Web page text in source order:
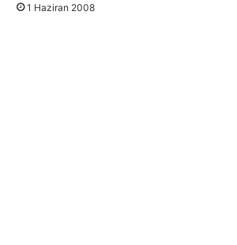
1 Haziran 2008